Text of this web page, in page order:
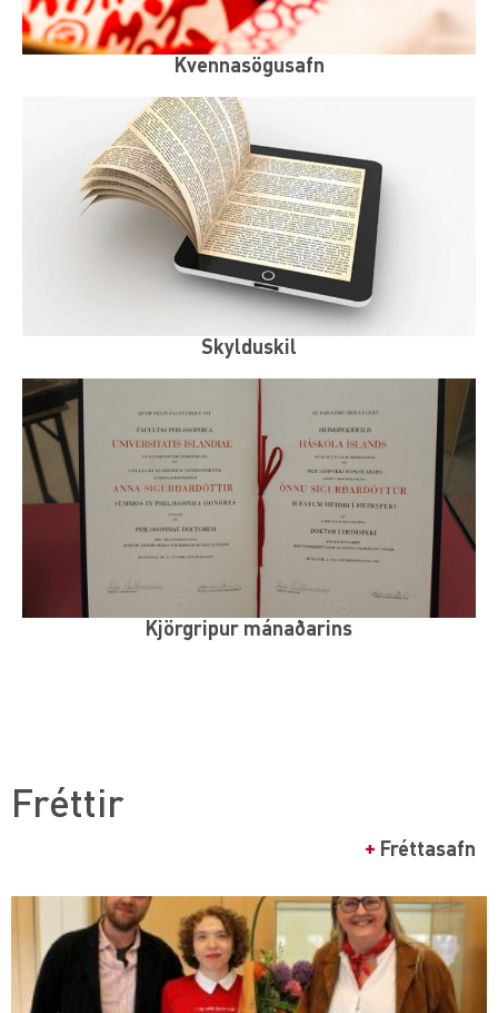
Kvennasögusafn
Skylduskil
Kjörgripur mánaðarins
Fréttir
+ Fréttasafn